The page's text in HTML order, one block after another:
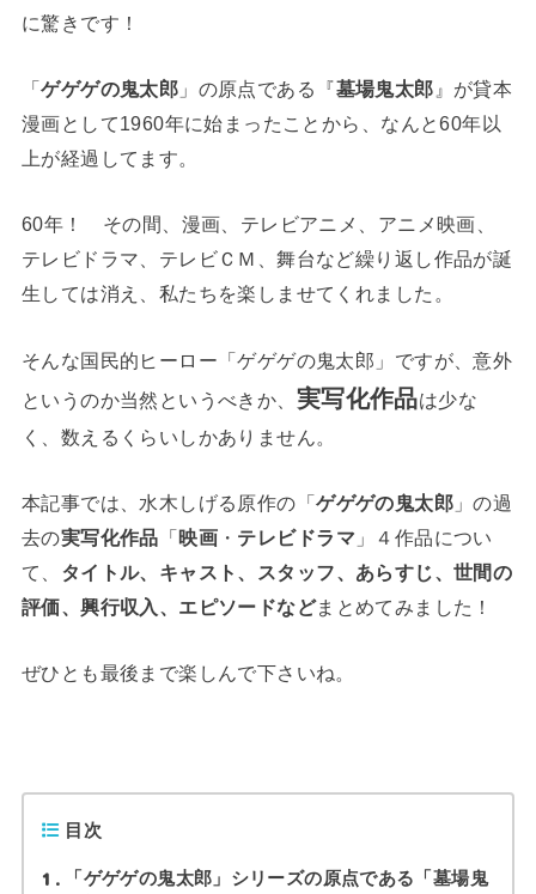
に驚きです！
「ゲゲゲの鬼太郎 」の原点である『墓場鬼太郎 』が貸本
漫画として1960年に始まったことから、なんと60年以
上が経過してます。
60年！ その間、漫画、テレビアニメ、アニメ映画、
テレビドラマ、テレビＣＭ、舞台など繰り返し作品が誕
生しては消え、私たちを楽しませてくれました。
そんな国民的ヒーロー「ゲゲゲの鬼太郎」ですが、意外
というのか当然というべきか、 実写化作品は少な
く、数えるくらいしかありません。
本記事では、水木しげる原作の「ゲゲゲの鬼太郎」の過
去の実写化作品 「映画 ・ テレビドラマ 」４作品につい
て、 タイトル、キャスト、スタッフ、あらすじ、世間の
評価、興行収入、エピソードなどまとめてみました！
ぜひとも最後まで楽しんで下さいね。
目次
1
「ゲゲゲの鬼太郎」シリーズの原点である「墓場鬼